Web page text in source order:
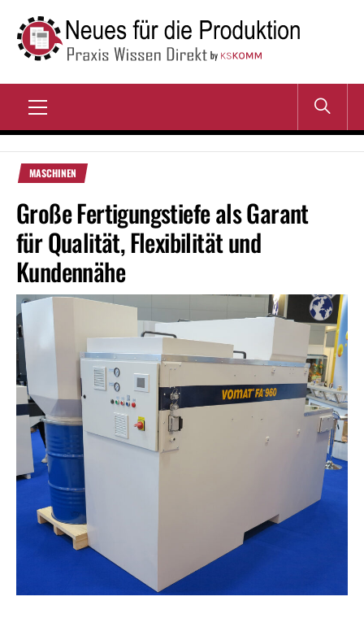
Inhalt
springen
NEUES FÜR DIE
PRODUKTION
Menu
MASCHINEN
Große Fertigungstiefe als Garant
für Qualität, Flexibilität und
Kundennähe